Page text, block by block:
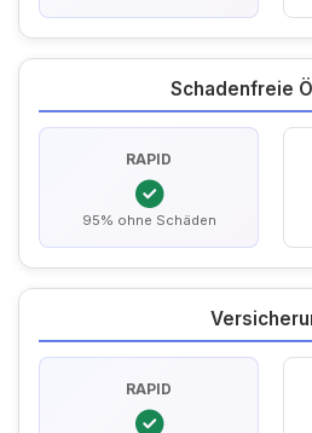
Schadenfreie
RAPID
95% ohne Schäden
RAPID